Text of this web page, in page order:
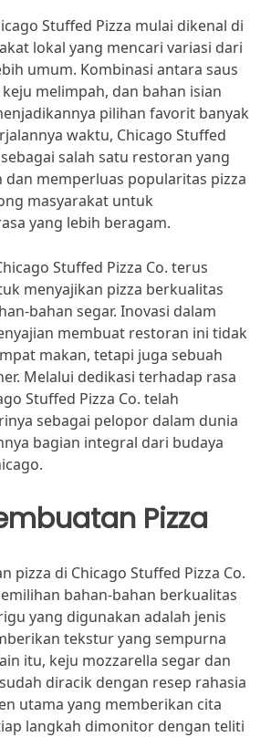
Stuffed Pizza mulai dikenal di
lokal yang mencari variasi dari
umum. Kombinasi antara saus
melimpah, dan bahan isian
pilihan favorit banyak
waktu, Chicago Stuffed
salah satu restoran yang
dan memperluas popularitas pizza
masyarakat untuk
yang lebih beragam.
Stuffed Pizza Co. terus
menyajikan pizza berkualitas
bahan segar. Inovasi dalam
membuat restoran ini tidak
makan, tetapi juga sebuah
Melalui dedikasi terhadap rasa
Stuffed Pizza Co. telah
sebagai pelopor dalam dunia
bagian integral dari budaya
Pizza
pizza di Chicago Stuffed Pizza Co.
bahan-bahan berkualitas
yang digunakan adalah jenis
tekstur yang sempurna
itu, keju mozzarella segar dan
diracik dengan resep rahasia
utama yang memberikan cita
langkah dimonitor dengan teliti